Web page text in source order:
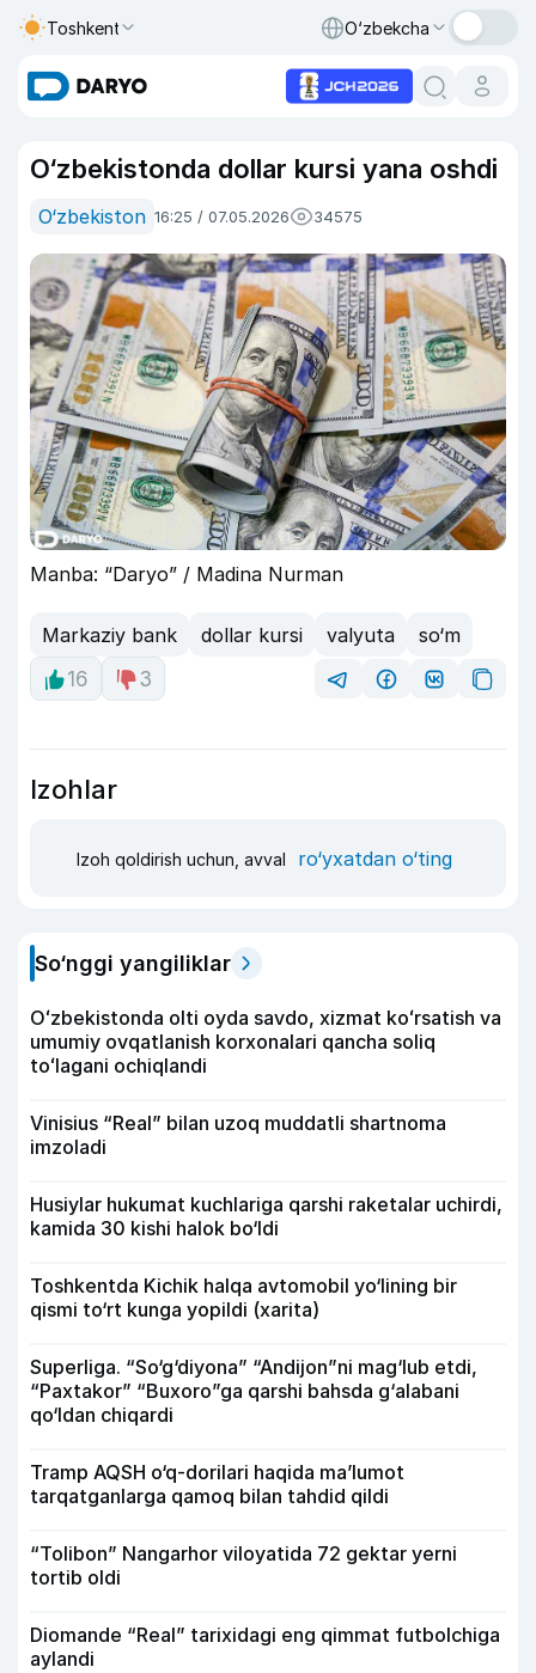
Toshkent O‘zbekcha
O‘zbekistonda dollar kursi yana oshdi
O‘zbekiston 16:25 / 07.05.2026 34575
Manba: “Daryo” / Madina Nurman
Markaziy bank dollar kursi valyuta
so‘m
16
3
Izohlar
Izoh qoldirish uchun, avval ro‘yxatdan o‘ting
So‘nggi yangiliklar
Oʻzbekistonda olti oyda savdo, xizmat koʻrsatish va
umumiy ovqatlanish korxonalari qancha soliq
toʻlagani ochiqlandi
Vinisius “Real” bilan uzoq muddatli shartnoma
imzoladi
Husiylar hukumat kuchlariga qarshi raketalar uchirdi,
kamida 30 kishi halok bo‘ldi
Toshkentda Kichik halqa avtomobil yo‘lining bir
qismi to‘rt kunga yopildi (xarita)
Superliga. “So‘g‘diyona” “Andijon”ni mag‘lub etdi,
“Paxtakor” “Buxoro”ga qarshi bahsda g‘alabani
qo‘ldan chiqardi
Tramp AQSH o‘q-dorilari haqida ma’lumot
tarqatganlarga qamoq bilan tahdid qildi
“Tolibon” Nangarhor viloyatida 72 gektar yerni
tortib oldi
Diomande “Real” tarixidagi eng qimmat futbolchiga
aylandi